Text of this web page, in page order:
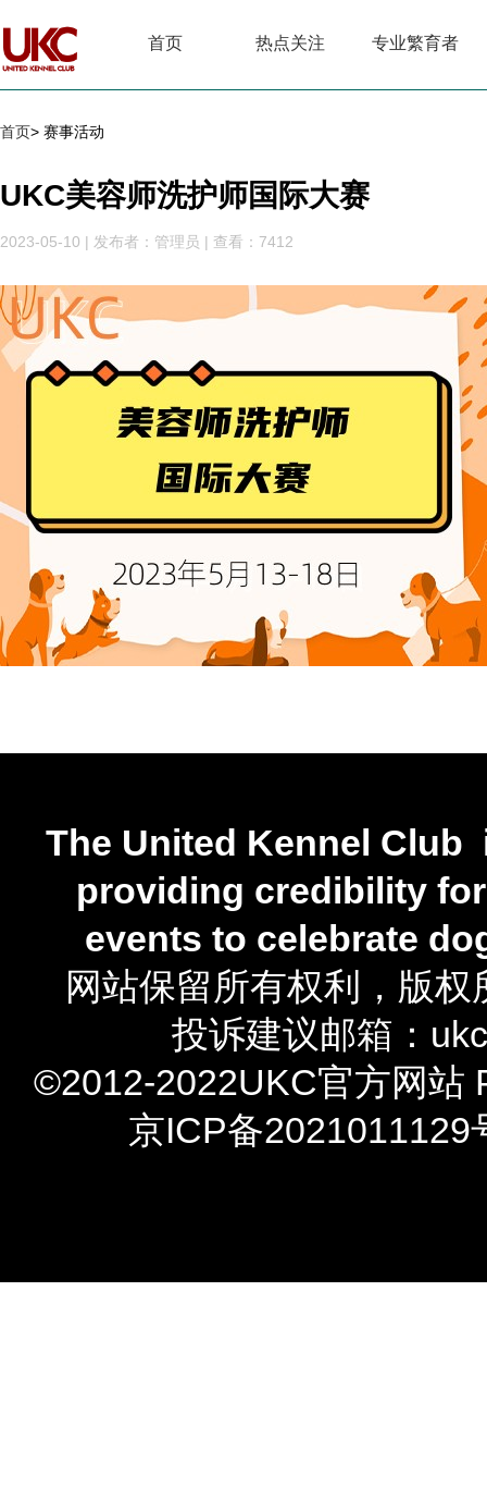
首页 热点关注 专业繁育者
首页> 赛事活动
UKC美容师洗护师国际大赛
2023-05-10 | 发布者：管理员 | 查看：7412
The United Kennel
providing credibility
events to celebrate
网站保留所有权利， 版权
投诉建议邮箱：
©2012-2022UKC官方网
京ICP备2021011129